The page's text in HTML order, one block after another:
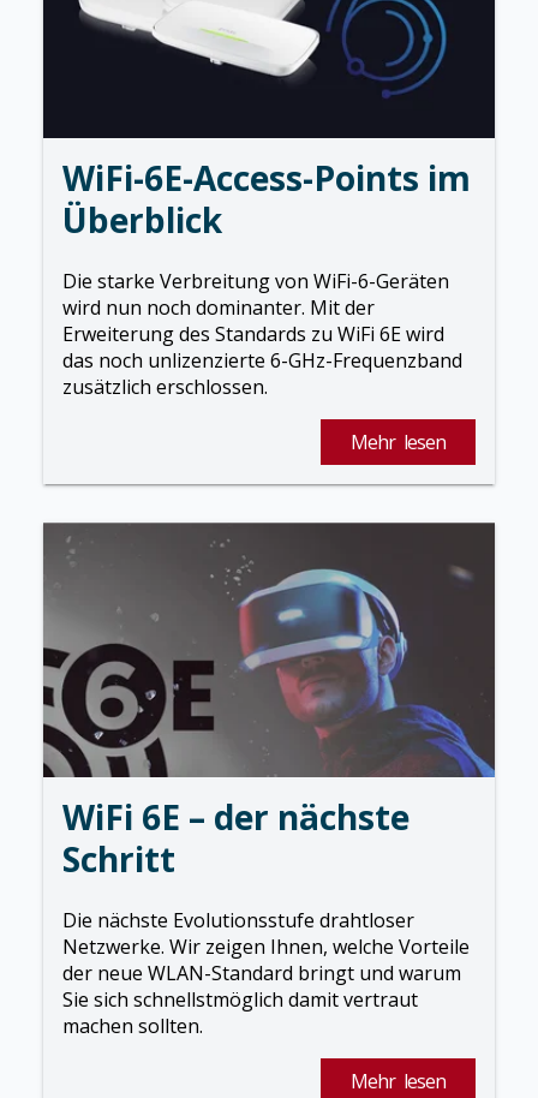
WiFi-6E-Access-Points im
Überblick
Die starke Verbreitung von WiFi-6-Geräten
wird nun noch dominanter. Mit der
Erweiterung des Standards zu WiFi 6E wird
das noch unlizenzierte 6-GHz-Frequenzband
zusätzlich erschlossen.
Mehr lesen
WiFi 6E – der nächste
Schritt
Die nächste Evolutionsstufe drahtloser
Netzwerke. Wir zeigen Ihnen, welche Vorteile
der neue WLAN-Standard bringt und warum
Sie sich schnellstmöglich damit vertraut
machen sollten.
Mehr lesen